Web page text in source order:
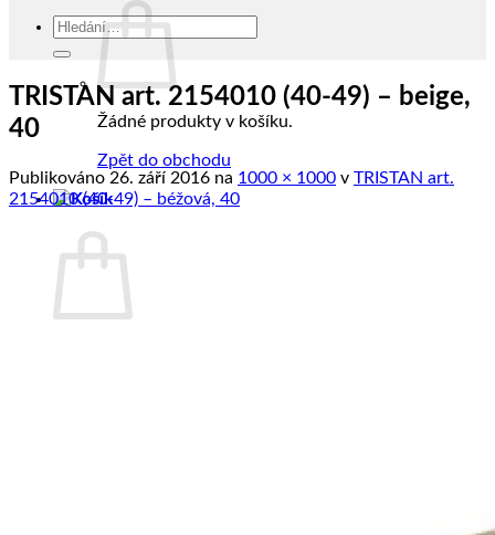
Žádné produkty v košíku.
Zpět do obchodu
Hledat:
TRISTAN art. 2154010 (40-49) – beige,
40
Publikováno 26. září 2016 na 1000 × 1000 v TRISTAN art.
2154010 (40-49) – béžová, 40